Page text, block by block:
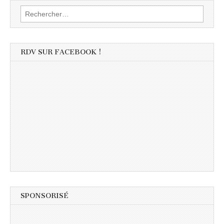
Rechercher :
RDV SUR FACEBOOK !
SPONSORISÉ